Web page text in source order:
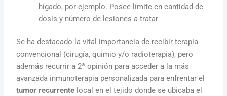
hígado, por ejemplo. Posee límite en cantidad de
dosis y número de lesiones a tratar
Se ha destacado la vital importancia de recibir terapia
convencional (cirugía, quimio y/o radioterapia), pero
además recurrir a 2ª opinión para acceder a la más
avanzada inmunoterapia personalizada para enfrentar el
tumor recurrente local en el tejido donde se ubicaba el